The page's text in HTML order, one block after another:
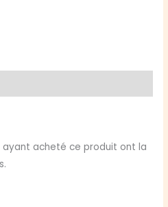
ayant acheté ce produit ont la